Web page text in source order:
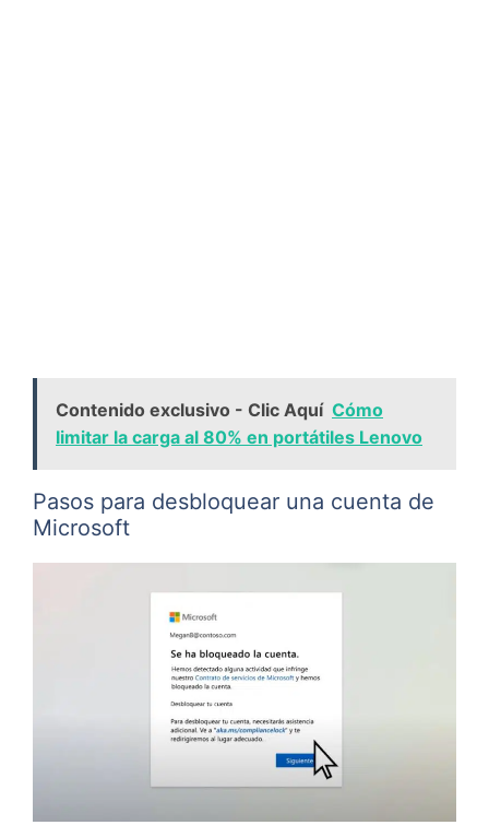
Contenido exclusivo - Clic Aquí Cómo
limitar la carga al 80% en portátiles Lenovo
Pasos para desbloquear una cuenta de
Microsoft